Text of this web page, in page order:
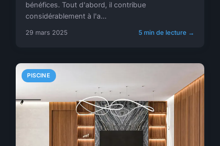
bénéfices. Tout d'abord, il contribue
considérablement à l'a...
29 mars 2025 5 min de lecture →
PISCINE